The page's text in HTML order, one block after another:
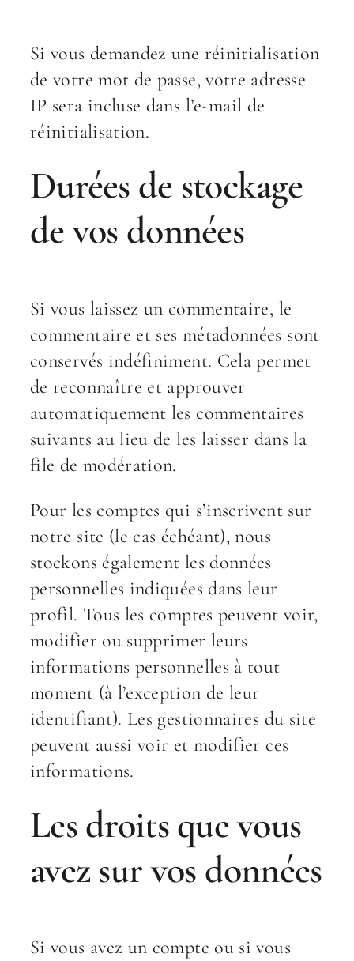
Si vous demandez une réinitialisation
de votre mot de passe, votre adresse
IP sera incluse dans l’e-mail de
réinitialisation.
Durées de stockage
de vos données
Si vous laissez un commentaire, le
commentaire et ses métadonnées sont
conservés indéfiniment. Cela permet
de reconnaître et approuver
automatiquement les commentaires
suivants au lieu de les laisser dans la
file de modération.
Pour les comptes qui s’inscrivent sur
notre site (le cas échéant), nous
stockons également les données
personnelles indiquées dans leur
profil. Tous les comptes peuvent voir,
modifier ou supprimer leurs
informations personnelles à tout
moment (à l’exception de leur
identifiant). Les gestionnaires du site
peuvent aussi voir et modifier ces
informations.
Les droits que vous
avez sur vos données
Si vous avez un compte ou si vous